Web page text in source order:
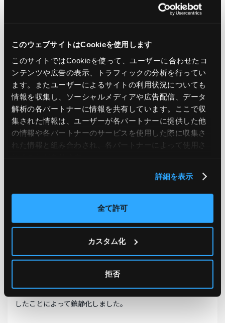
このウェブサイトはCookieを使用します
このサイトではCookieを使って、ユーザーに合わせたコ
ンテンツや広告の表示、トラフィックの分析を行ってい
ます。またユーザーによるサイトの利用状況についても
情報を収集し、ソーシャルメディアや広告配信、データ
解析の各パートナーに情報を共有しています。ここで収
集された情報は、ユーザーが各パートナーに提供した他
の情報や各パートナーのサービスを使用した際に収集さ
れた情報と組み合わされ、各パートナーによって使用さ
詳細を表示
全て許可
カスタム化
拒否
ついて
原因が特定できたら次は対策し、同じようにOOM-Killerが発
生することを未然に防ぎます。どういった状況下なのか、サ
ーバーの構成・原因のプロセスによってで行える対策が変わ
ってきますので、以下を例として原因に沿った対策を行いま
す。
ると有効な手段ではありますが、Swap領域を確保し一時的な
ピークアウトをしのげるだけの環境を用意することで防げる
のであればそれに越したことはないですよね。
設定と、対象のサーバの役割が中継機能であるため役割を特
化するように、Squidプロセスの「file descriptor」設定を調整
したことによって鎮静化しました。